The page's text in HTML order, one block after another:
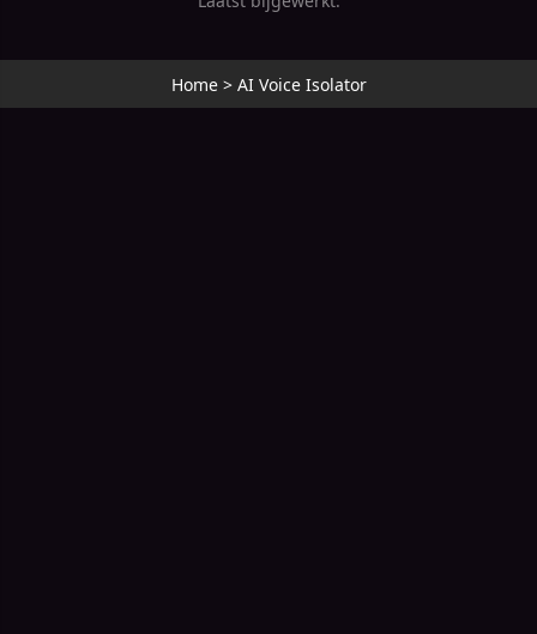
Home> AI Voice Isolator